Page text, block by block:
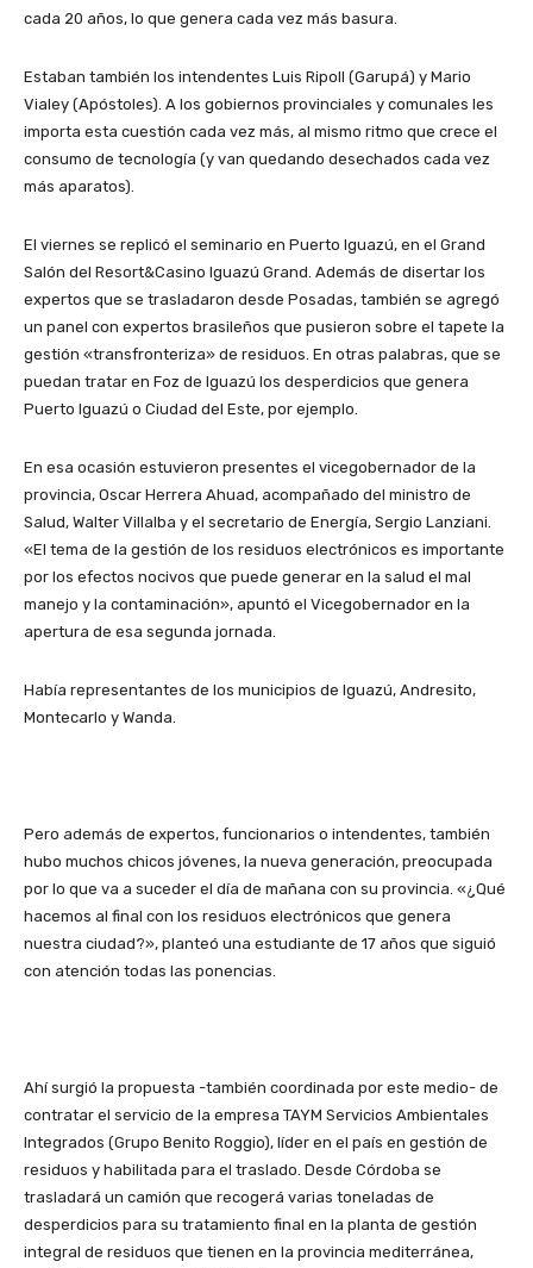
cada 20 años, lo que genera cada vez más basura.
Estaban también los intendentes Luis Ripoll (Garupá) y Mario
Vialey (Apóstoles). A los gobiernos provinciales y comunales les
importa esta cuestión cada vez más, al mismo ritmo que crece el
consumo de tecnología (y van quedando desechados cada vez
más aparatos).
El viernes se replicó el seminario en Puerto Iguazú, en el Grand
Salón del Resort&Casino Iguazú Grand. Además de disertar los
expertos que se trasladaron desde Posadas, también se agregó
un panel con expertos brasileños que pusieron sobre el tapete la
gestión «transfronteriza» de residuos. En otras palabras, que se
puedan tratar en Foz de Iguazú los desperdicios que genera
Puerto Iguazú o Ciudad del Este, por ejemplo.
En esa ocasión estuvieron presentes el vicegobernador de la
provincia, Oscar Herrera Ahuad, acompañado del ministro de
Salud, Walter Villalba y el secretario de Energía, Sergio Lanziani.
«El tema de la gestión de los residuos electrónicos es importante
por los efectos nocivos que puede generar en la salud el mal
manejo y la contaminación», apuntó el Vicegobernador en la
apertura de esa segunda jornada.
Había representantes de los municipios de Iguazú, Andresito,
Montecarlo y Wanda.
Pero además de expertos, funcionarios o intendentes, también
hubo muchos chicos jóvenes, la nueva generación, preocupada
por lo que va a suceder el día de mañana con su provincia. «¿Qué
hacemos al final con los residuos electrónicos que genera
nuestra ciudad?», planteó una estudiante de 17 años que siguió
con atención todas las ponencias.
Ahí surgió la propuesta -también coordinada por este medio- de
contratar el servicio de la empresa TAYM Servicios Ambientales
Integrados (Grupo Benito Roggio), líder en el país en gestión de
residuos y habilitada para el traslado. Desde Córdoba se
trasladará un camión que recogerá varias toneladas de
desperdicios para su tratamiento final en la planta de gestión
integral de residuos que tienen en la provincia mediterránea,